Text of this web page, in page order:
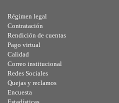
Régimen legal
Contratación
Rendición de cuentas
Pago virtual
Calidad
Correo institucional
Redes Sociales
Quejas y reclamos
Encuesta